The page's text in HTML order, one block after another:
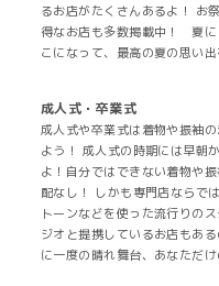
るお店がたくさんあるよ！ お
得なお店も多数掲載中！ 夏に
こになって、最高の夏の思い出
成人式・卒業式
成人式や卒業式は着物や振袖
よう！ 成人式の時期には早朝
よ！自分ではできない着物や
配なし！ しかも専門店ならで
トーンなどを使った流行りの
ジオと提携しているお店もあ
に一度の晴れ舞台、あなただ